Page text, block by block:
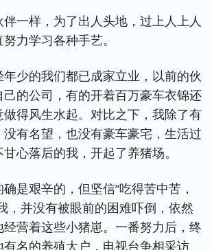
一样，为了出人头地，过上人上人
力学习各种手艺。
少的我们都已成家立业，以前的伙
的公司，有的开着百万豪车衣锦还
做得风生水起。对比之下，我除了有
有名望，也没有豪车豪宅，生活过
心落后的我，开起了养猪场。
是艰辛的，但坚信“吃得苦中苦，
，并没有被眼前的困难吓倒，依然
营着这些小猪崽。一番努力后，终
名的养殖大户，电视台争相采访、